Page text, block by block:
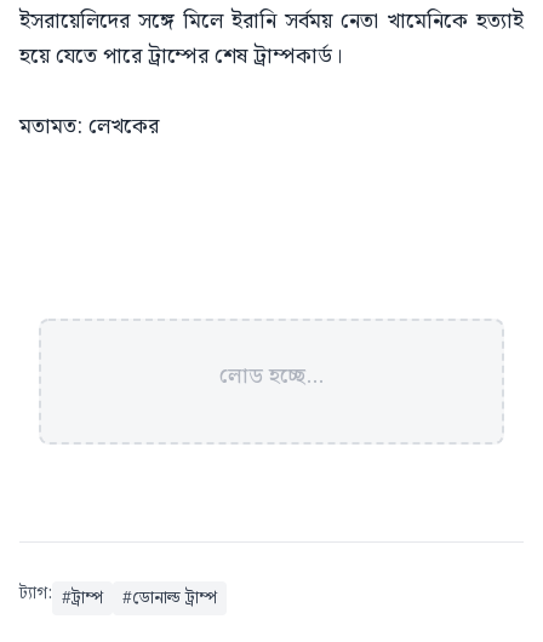
ইসরায়েলিদের সঙ্গে মিলে ইরানি সর্বময় নেতা খামেনিকে হত্যাই
হয়ে যেতে পারে ট্রাম্পের শেষ ট্রাম্পকার্ড।
মতামত: লেখকের
লোড হচ্ছে...
ট্যাগ: #ট্রাম্প #ডোনাল্ড ট্রাম্প